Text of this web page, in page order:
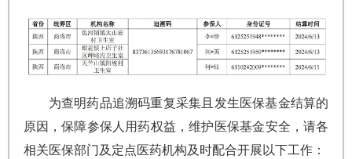
为查明药品追溯码重复采集且发生医保基金结算的
原因，保障参保人用药权益，维护医保基金安全，请各
相关医保部门及定点医药机构及时配合开展以下工作：